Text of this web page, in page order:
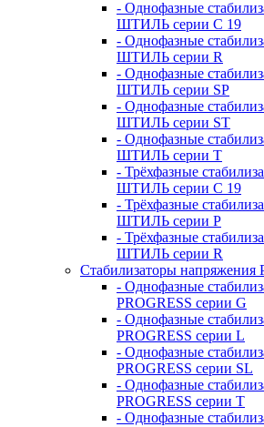
- Однофазные
ШТИЛЬ серии C 19
- Однофазные
ШТИЛЬ серии R
- Однофазные
ШТИЛЬ серии SP
- Однофазные
ШТИЛЬ серии ST
- Однофазные
ШТИЛЬ серии T
- Трёхфазные
ШТИЛЬ серии C 19
- Трёхфазные
ШТИЛЬ серии P
- Трёхфазные
ШТИЛЬ серии R
Стабилизаторы напряжения
- Однофазные
PROGRESS серии G
- Однофазные
PROGRESS серии L
- Однофазные
PROGRESS серии SL
- Однофазные
PROGRESS серии T
- Однофазные